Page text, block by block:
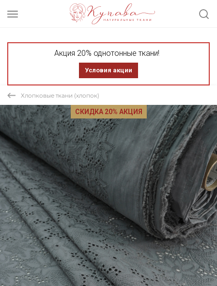
Акция 20% однотонные ткани!
Условия акции
Хлопковые ткани (хлопок)
СКИДКА 20% АКЦИЯ